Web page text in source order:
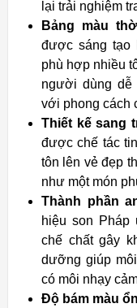
lại trải nghiệm
Bảng màu
được sáng tạo
phù hợp nhiều
người dùng dễ
với phong cách
Thiết kế sang
được chế tác
tôn lên vẻ đẹp
như một món
Thành phần
hiệu son Pháp
chế chất gây
dưỡng giúp
có môi nhạy
Độ bám màu